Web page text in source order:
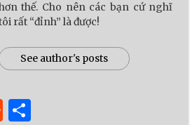
thế. Cho nên các bạn cứ nghĩ
rất “đỉnh” là được!
See author's posts
Reddit
Share